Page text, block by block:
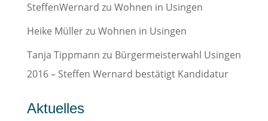
SteffenWernard zu Wohnen in Usingen
Heike Müllerzu Wohnen in Usingen
Tanja Tippmann zu Bürgermeisterwahl Usingen
2016 – Steffen Wernard bestätigt Kandidatur
Aktuelles